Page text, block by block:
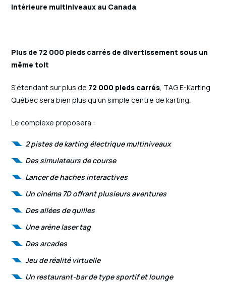
intérieure multiniveaux au Canada.
Plus de 72 000 pieds carrés de divertissement sous un
même toit
S’étendant sur plus de 72 000 pieds carrés, TAG E-Karting
Québec sera bien plus qu’un simple centre de karting.
Le complexe proposera :
2 pistes de karting électrique multiniveaux
Des simulateurs de course
Lancer de haches interactives
Un cinéma 7D offrant plusieurs aventures
Des allées de quilles
Une arène laser tag
Des arcades
Jeu de réalité virtuelle
Un restaurant-bar de type sportif et lounge